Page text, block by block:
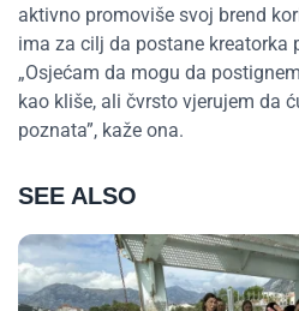
aktivno promoviše svoj brend
ima za cilj da postane kreatorka
„Osjećam da mogu da
kao kliše, ali čvrsto vjerujem da
poznata”, kaže ona.
SEE ALSO